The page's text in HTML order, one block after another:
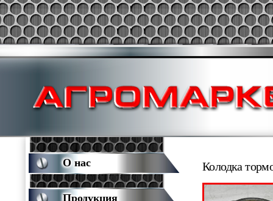
Колодка
О нас
Продукция